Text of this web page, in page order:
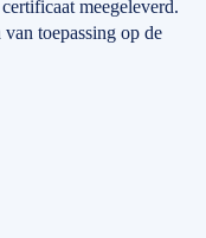
meegeleverd.
toepassing op de